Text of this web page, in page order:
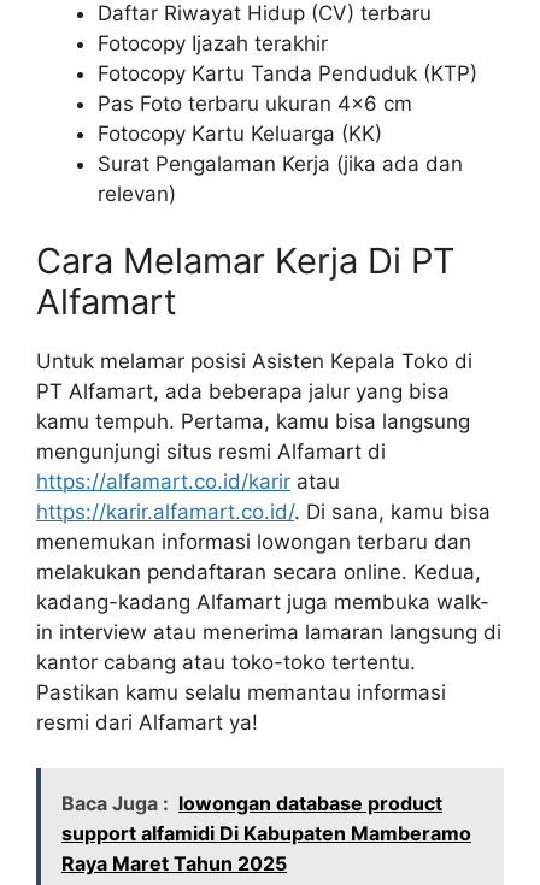
Daftar Riwayat Hidup (CV) terbaru
Fotocopy Ijazah terakhir
Fotocopy Kartu Tanda Penduduk (KTP)
Pas Foto terbaru ukuran 4×6 cm
Fotocopy Kartu Keluarga (KK)
Surat Pengalaman Kerja (jika ada dan
relevan)
Cara Melamar Kerja Di PT
Alfamart
Untuk melamar posisi Asisten Kepala Toko di
PT Alfamart, ada beberapa jalur yang bisa
kamu tempuh. Pertama, kamu bisa langsung
mengunjungi situs resmi Alfamart di
https://alfamart.co.id/karir atau
https://karir.alfamart.co.id/. Di sana, kamu bisa
menemukan informasi lowongan terbaru dan
melakukan pendaftaran secara online. Kedua,
kadang-kadang Alfamart juga membuka walk-
in interview atau menerima lamaran langsung di
kantor cabang atau toko-toko tertentu.
Pastikan kamu selalu memantau informasi
resmi dari Alfamart ya!
Baca Juga : lowongan database product
support alfamidi Di Kabupaten Mamberamo
Raya Maret Tahun 2025